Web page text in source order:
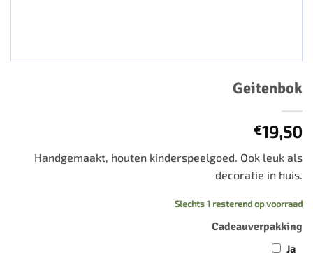
Geitenbok
€19,50
Handgemaakt, houten kinderspeelgoed. Ook leuk als
decoratie in huis.
Slechts 1 resterend op voorraad
Cadeauverpakking
Ja